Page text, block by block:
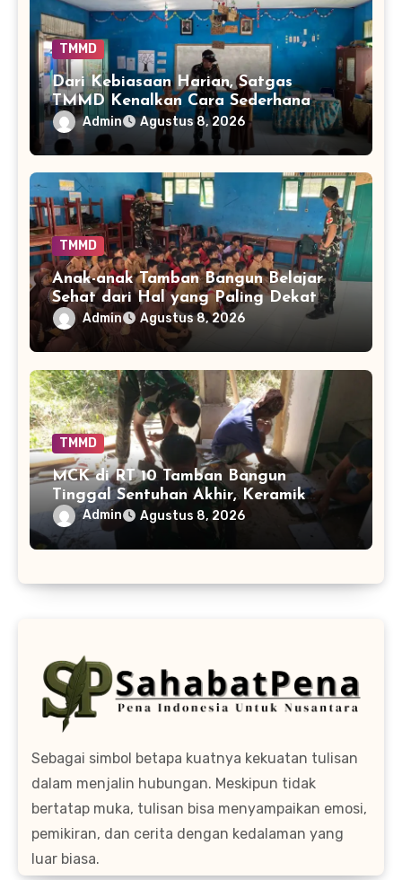
TMMD
Dari Kebiasaan Harian, Satgas
TMMD Kenalkan Cara Sederhana
Mencegah Penyakit Sejak Dini
Admin Agustus 8, 2026
TMMD
Anak-anak Tamban Bangun Belajar
Sehat dari Hal yang Paling Dekat
dengan Keseharian
Admin Agustus 8, 2026
TMMD
MCK di RT 10 Tamban Bangun
Tinggal Sentuhan Akhir, Keramik
Capai 75 Persen
Admin Agustus 8, 2026
Sebagai simbol betapa kuatnya kekuatan tulisan
dalam menjalin hubungan. Meskipun tidak
bertatap muka, tulisan bisa menyampaikan emosi,
pemikiran, dan cerita dengan kedalaman yang
luar biasa.